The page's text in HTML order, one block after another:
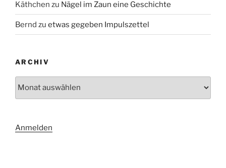
Käthchen zu Nägel im Zaun eine Geschichte
Bernd zu etwas gegeben Impulszettel
ARCHIV
Anmelden